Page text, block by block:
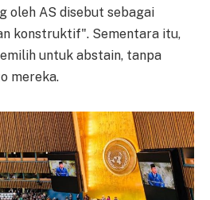
oleh AS disebut sebagai
konstruktif". Sementara itu,
untuk abstain, tanpa
mereka.